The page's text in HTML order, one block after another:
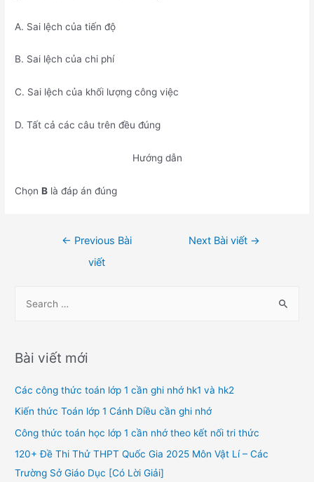
A. Sai lệch của tiến độ
B. Sai lệch của chi phí
C. Sai lệch của khối lượng công việc
D. Tất cả các câu trên đều đúng
Hướng dẫn
ChọnB là đáp án đúng
← Previous Bài
viết
Next Bài viết →
r
h
f
o
Bài viết mới
Các công thức toán lớp 1 cần ghi nhớ hk1 và hk2
Kiến thức Toán lớp 1 Cánh Diều cần ghi nhớ
Công thức toán học lớp 1 cần nhớ theo kết nối tri thức
120+ Đề Thi Thử THPT Quốc Gia 2025 Môn Vật Lí – Các
Trường Sở Giáo Dục [Có Lời Giải]